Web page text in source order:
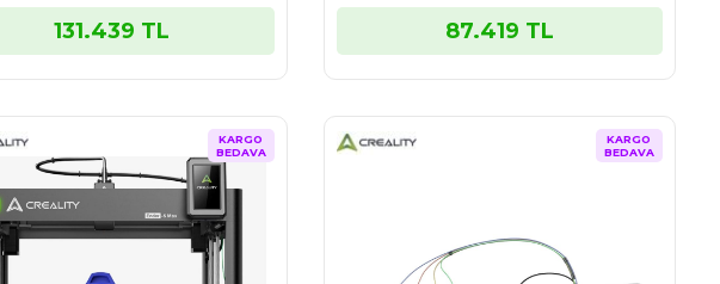
131.439 TL 87.419 TL
KARGO
BEDAVA
KARGO
BEDAVA